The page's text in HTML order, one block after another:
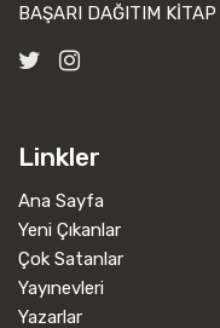
BAŞARI DAĞITIM
Linkler
Ana Sayfa
Yeni Çıkanlar
Çok Satanlar
Yayınevleri
Yazarlar